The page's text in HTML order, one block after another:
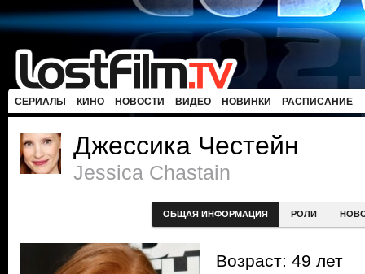
СЕРИАЛЫ КИНО НОВОСТИ ВИДЕО НОВИНКИ РАСПИСАНИЕ
Джессика Честейн
Jessica Chastain
ОБЩАЯ ИНФОРМАЦИЯ РОЛИ
Возраст: 49 лет